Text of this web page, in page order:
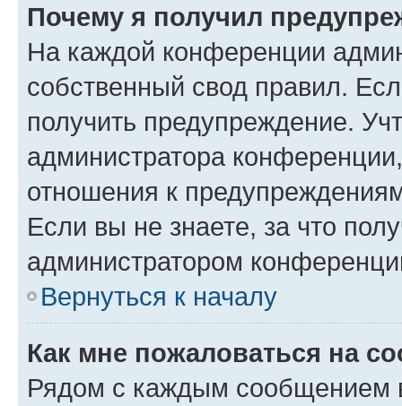
Почему я получил
На каждой конференции
собственный свод правил.
получить предупреждение.
администратора
отношения к
Если вы не знаете, за что
администратором
Вернуться к началу
Как мне пожаловаться на
Рядом с каждым сообщением